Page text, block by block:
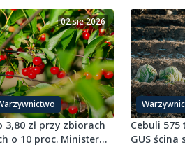
02 sie 2026
3,80 zł przy zbiorach
o 10 proc. Minister
Cebuli 575
GUS ścina